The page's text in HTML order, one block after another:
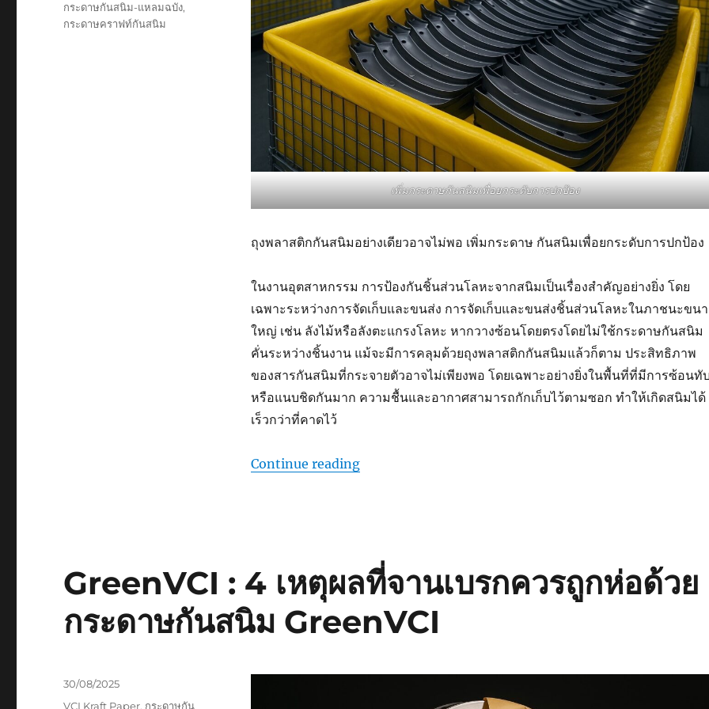
เพิ่มกระดาษกันสนิมเพื่อยกระดับการปกป้อง
ถุงพลาสติกกันสนิมอย่างเดียวอาจไม่พอ เพิ่มกระดาษ กันสนิมเพื่อยกระดับการปกป้อง
ในงานอุตสาหกรรม การป้องกันชิ้นส่วนโลหะจากสนิมเป็นเรื่องสำคัญอย่างยิ่ง โดย
เฉพาะระหว่างการจัดเก็บและขนส่ง การจัดเก็บและขนส่งชิ้นส่วนโลหะในภาชนะขน
ใหญ่ เช่น ลังไม้หรือลังตะแกรงโลหะ หากวางซ้อนโดยตรงโดยไม่ใช้กระดาษกันสนิม
คั่นระหว่างชิ้นงาน แม้จะมีการคลุมด้วยถุงพลาสติกกันสนิมแล้วก็ตาม ประสิทธิภาพ
ของสารกันสนิมที่กระจายตัวอาจไม่เพียงพอ โดยเฉพาะอย่างยิ่งในพื้นที่ที่มีการซ้อนทั
หรือแนบชิดกันมาก ความชื้นและอากาศสามารถกักเก็บไว้ตามซอก ทำให้เกิดสนิมได้
เร็วกว่าที่คาดไว้
Continue reading“GreenVCI : เพิ่มกระดาษกันสนิมเพื่อยกระดับการปกป้อง”
กระดาษกันสนิม-แหลมฉบัง,
กระดาษคราฟท์กันสนิม
GreenVCI : 4 เหตุผลที่จานเบรกควรถูกห่อด้วย
กระดาษกันสนิม GreenVCI
Posted
30/08/2025
Tags
VCI Kraft Paper, กระดาษกัน